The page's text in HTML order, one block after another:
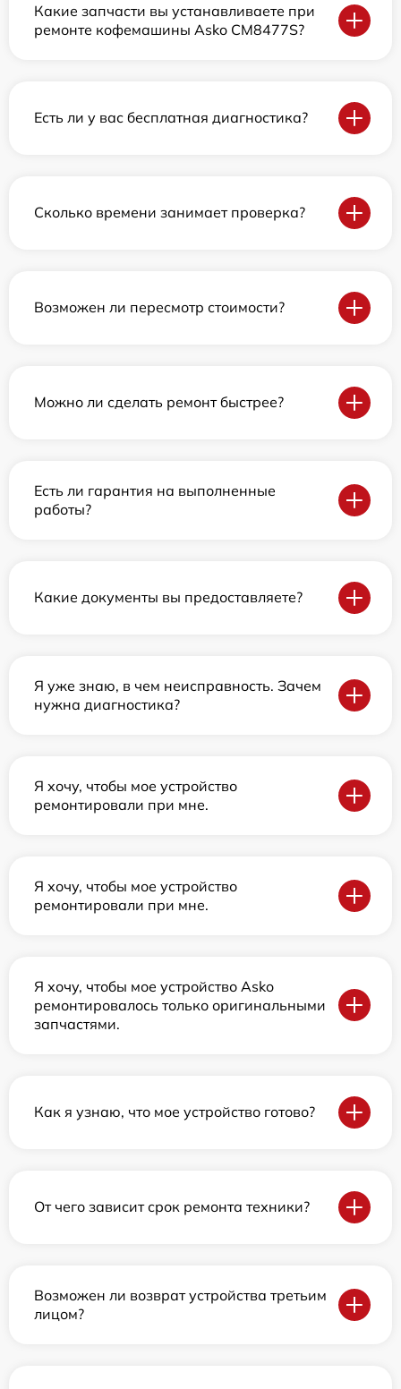
Какие запчасти вы устанавливаете при
ремонте кофемашины Asko CM8477S?
Есть ли у вас бесплатная диагностика?
Сколько времени занимает проверка?
Возможен ли пересмотр стоимости?
Можно ли сделать ремонт быстрее?
Есть ли гарантия на выполненные
работы?
Какие документы вы предоставляете?
Я уже знаю, в чем неисправность. Зачем
нужна диагностика?
Я хочу, чтобы мое устройство
ремонтировали при мне.
Я хочу, чтобы мое устройство
ремонтировали при мне.
Я хочу, чтобы мое устройство Asko
ремонтировалось только оригинальными
запчастями.
Как я узнаю, что мое устройство готово?
От чего зависит срок ремонта техники?
Возможен ли возврат устройства третьим
лицом?